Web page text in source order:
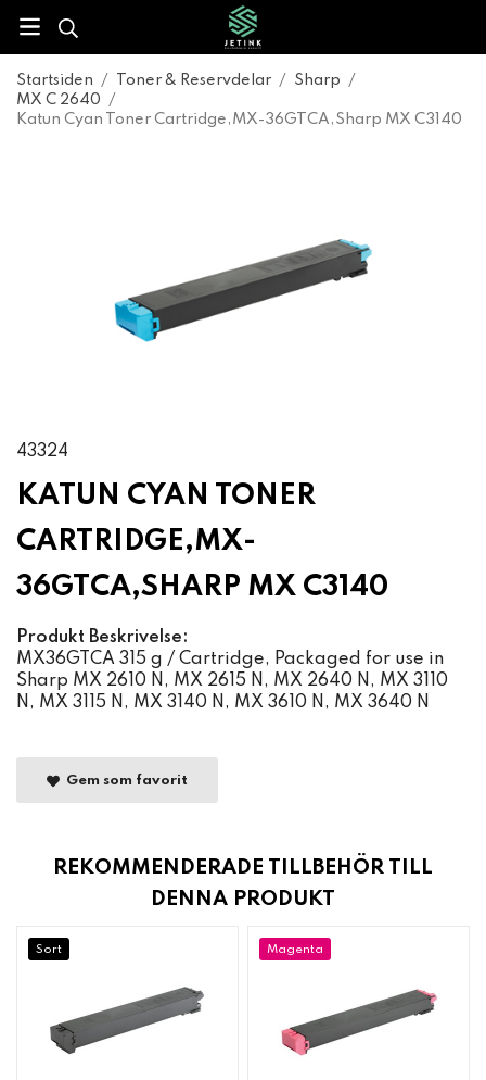
Startsiden / Toner & Reservdelar / Sharp
/
MX C 2640
/
Katun Cyan Toner Cartridge,MX-36GTCA,Sharp MX C3140
43324
KATUN CYAN TONER
CARTRIDGE,MX-
36GTCA,SHARP MX C3140
Produkt Beskrivelse:
MX36GTCA 315 g / Cartridge, Packaged for use in
Sharp MX 2610 N, MX 2615 N, MX 2640 N, MX 3110
N, MX 3115 N, MX 3140 N, MX 3610 N, MX 3640 N
Gem som favorit
REKOMMENDERADE TILLBEHÖR TILL
DENNA PRODUKT
Sort Magenta